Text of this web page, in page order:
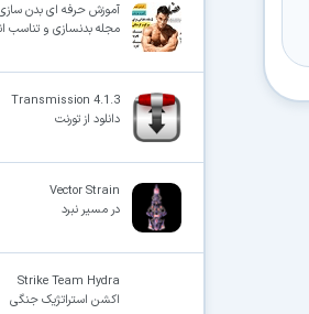
آموزش حرفه ای بدن
مجله بدنسازی و تناسب
Transmission 4.1.3
دانلود از تورنت
Vector Strain
در مسیر نبرد
Strike Team Hydra
اکشن استراتژیک جنگی